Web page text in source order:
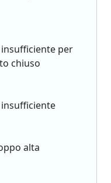
per
chiuso
alta